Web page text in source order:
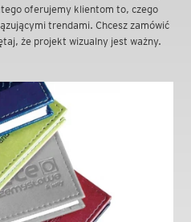
oferujemy klientom to, czego
trendami. Chcesz zamówić
że projekt wizualny jest ważny.